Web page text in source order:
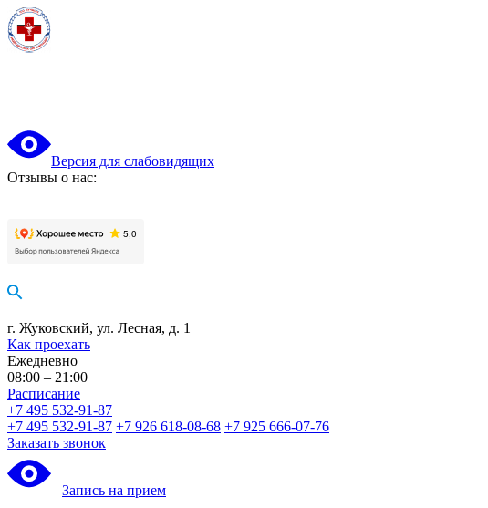
Версия для слабовидящих
Отзывы о нас:
г. Жуковский, ул. Лесная, д. 1
Как проехать
Ежедневно
08:00 – 21:00
Расписание
+7 495 532-91-87
+7 495 532-91-87 +7 926 618-08-68 +7 925 666-07-76
Заказать звонок
Запись на прием